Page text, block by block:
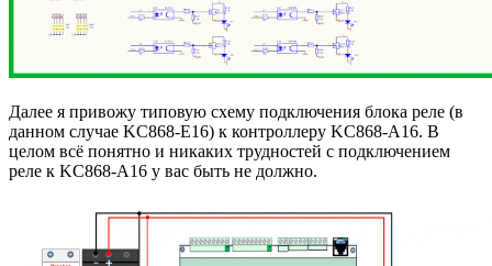
Далее я привожу типовую схему подключения блока реле (в
данном случае KC868-E16) к контроллеру KC868-A16. В
целом всё понятно и никаких трудностей с подключением
реле к KC868-A16 у вас быть не должно.